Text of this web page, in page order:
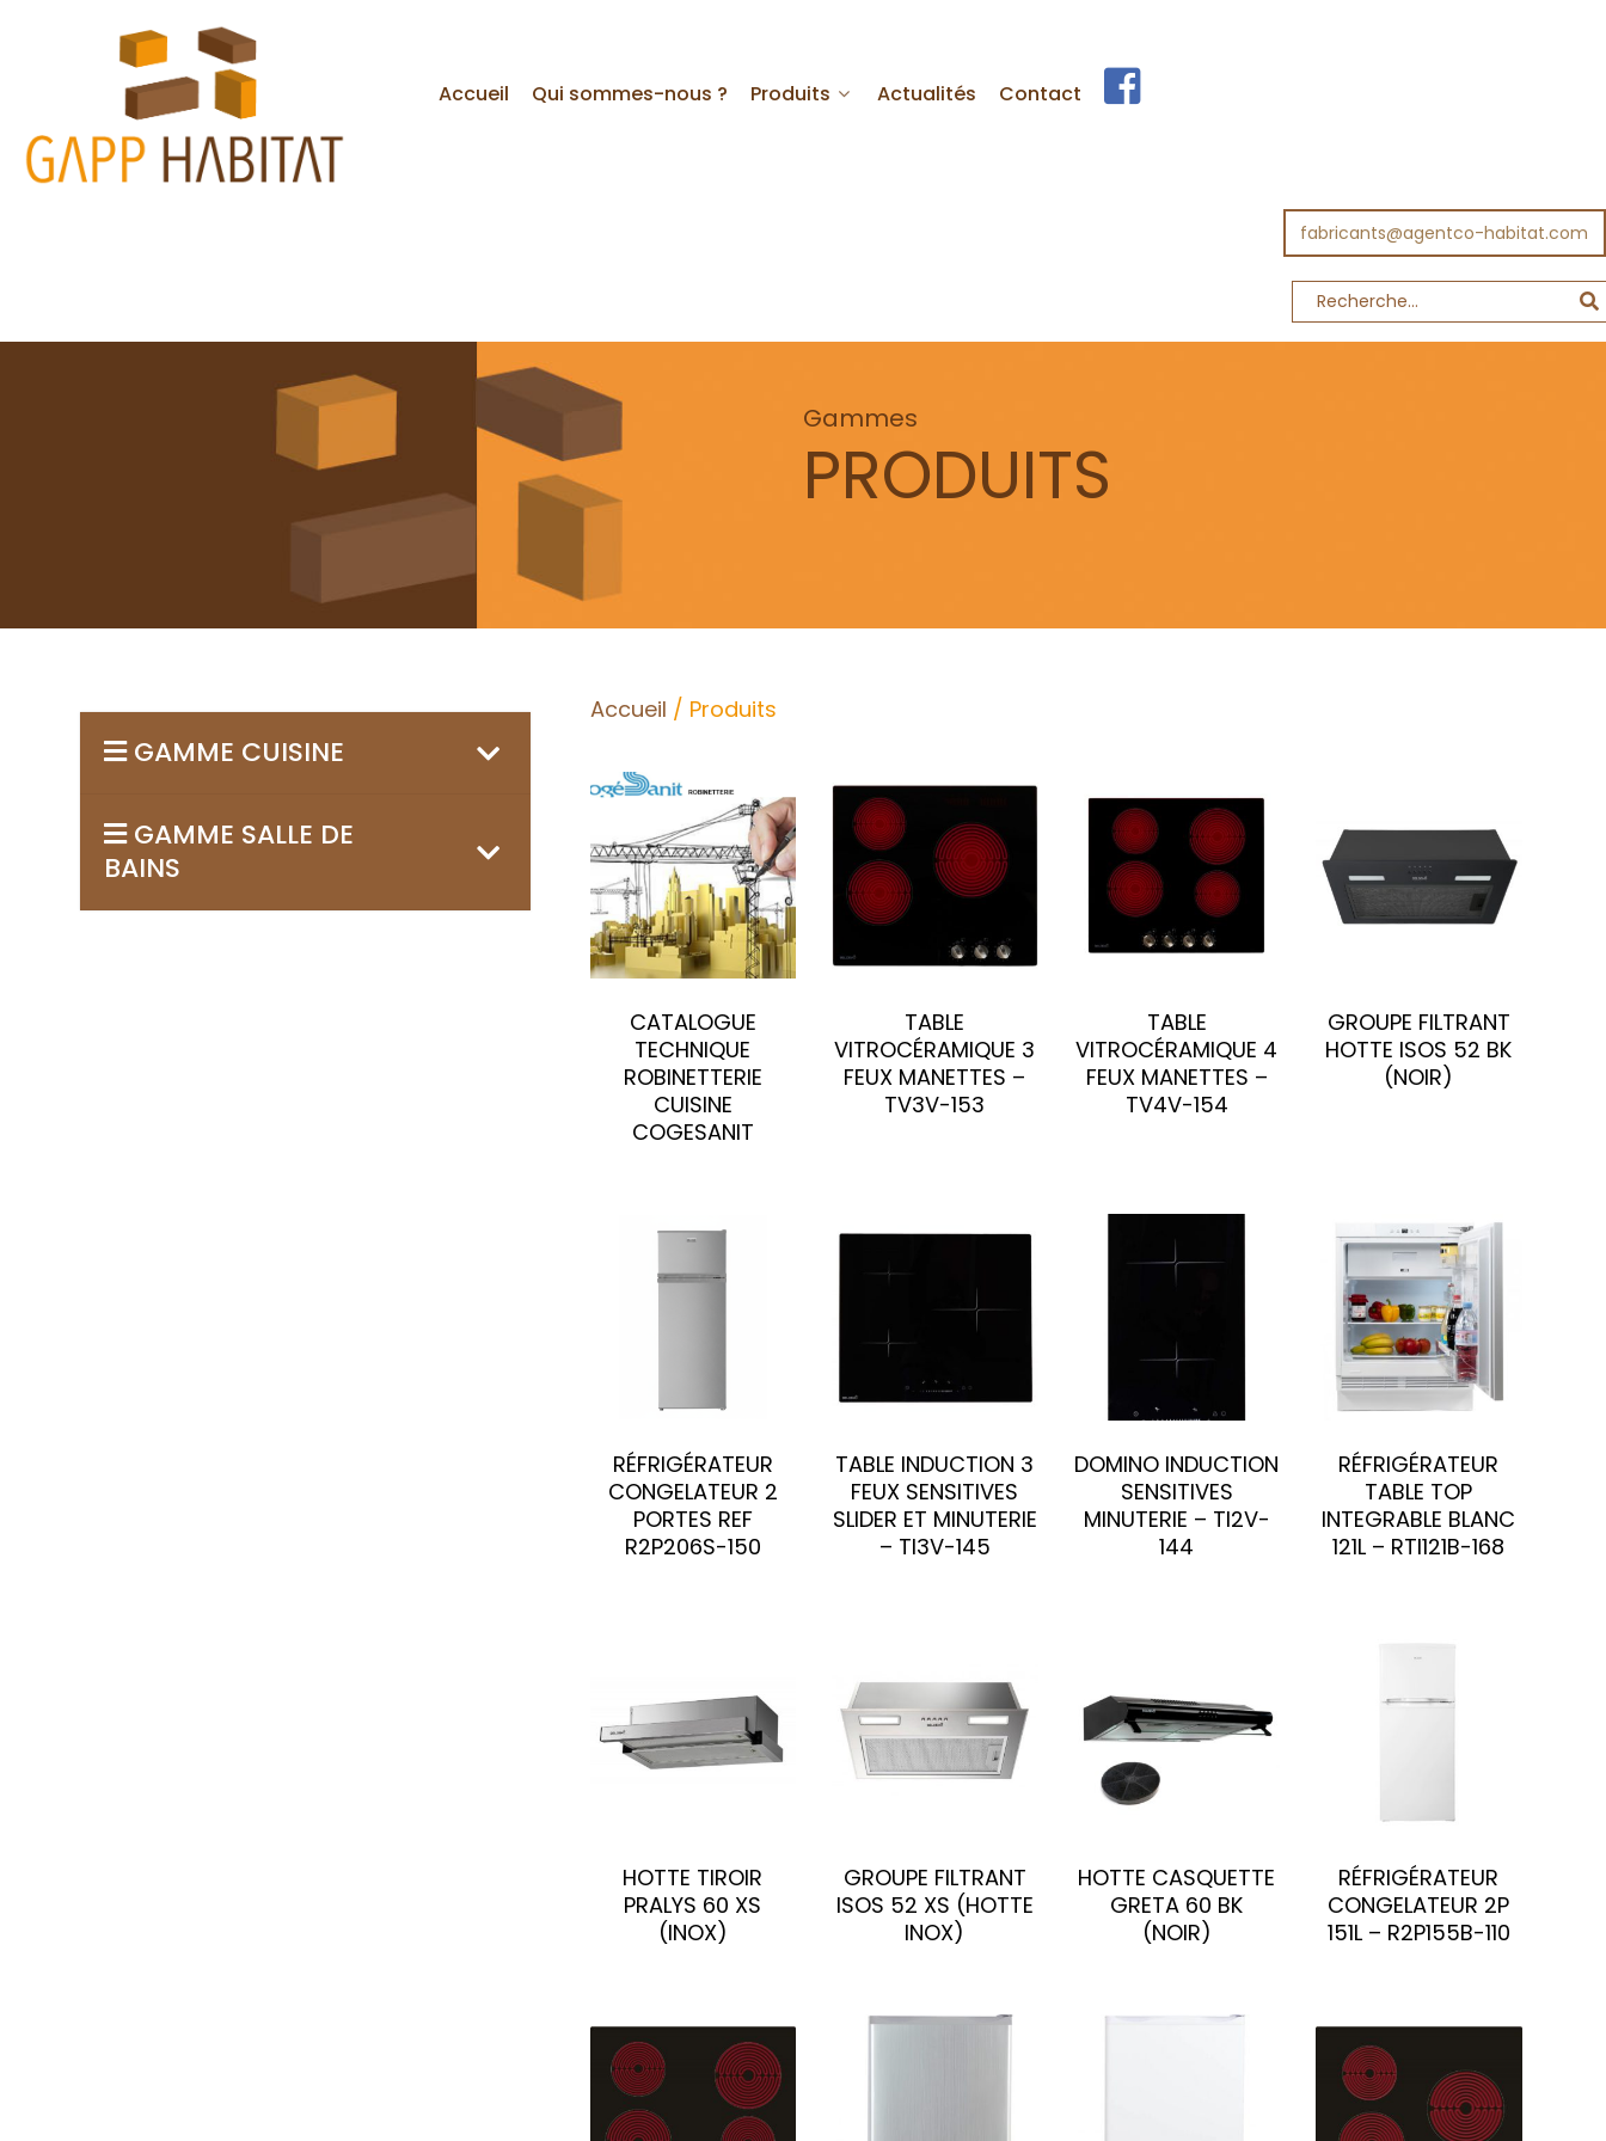
Accueil Qui sommes-nous ? Produits Actualités Contact
fabricants@agentco-habitat.com
Gammes
PRODUITS
GAMME CUISINE
GAMME SALLE DE
BAINS
Accueil / Produits
CATALOGUE
TECHNIQUE
ROBINETTERIE
CUISINE
COGESANIT
TABLE
VITROCÉRAMIQUE 3
FEUX MANETTES –
TV3V-153
TABLE
VITROCÉRAMIQUE 4
FEUX MANETTES –
TV4V-154
GROUPE FILTRANT
HOTTE ISOS 52 BK
(NOIR)
RÉFRIGÉRATEUR
CONGELATEUR 2
PORTES REF
R2P206S-150
TABLE INDUCTION 3
FEUX SENSITIVES
SLIDER ET MINUTERIE
– TI3V-145
DOMINO INDUCTION
SENSITIVES
MINUTERIE – TI2V-
144
RÉFRIGÉRATEUR
TABLE TOP
INTEGRABLE BLANC
121L – RTI121B-168
HOTTE TIROIR
PRALYS 60 XS
(INOX)
GROUPE FILTRANT
ISOS 52 XS (HOTTE
INOX)
HOTTE CASQUETTE
GRETA 60 BK
(NOIR)
RÉFRIGÉRATEUR
CONGELATEUR 2P
151L – R2P155B-110